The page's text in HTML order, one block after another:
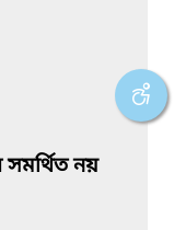
সমর্থিত নয়